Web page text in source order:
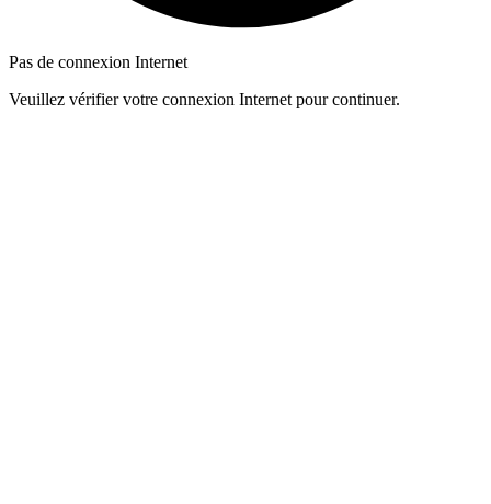
Pas de connexion Internet
Veuillez vérifier votre connexion Internet pour continuer.